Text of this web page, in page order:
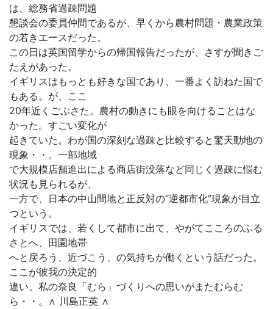
は、総務省過疎問題
懇談会の委員仲間であるが、早くから農村問題・農業政策
の若きエースだった。
この日は英国留学からの帰国報告だったが、さすが聞きご
たえがあった。
イギリスはもっとも好きな国であり、一番よく訪ねた国で
もある。が、ここ
20年近くごぶさた。農村の動きにも眼を向けることはな
かった。すごい変化が
起きていた。わが国の深刻な過疎と比較すると驚天動地の
現象・・。一部地域
で大規模店舗進出による商店街没落など同じく過疎に悩む
状況も見られるが、
一方で、日本の中山間地と正反対の“逆都市化”現象が目立
つという。
イギリスでは、若くして都市に出て、やがてこころのふる
さとへ、田園地帯
へと戻ろう、近づこう、の気持ちが働くという話だった。
ここが彼我の決定的
違い。私の奈良「むら」づくりへの思いがまたむらむ
ら・・。∧ 川島正英 ∧